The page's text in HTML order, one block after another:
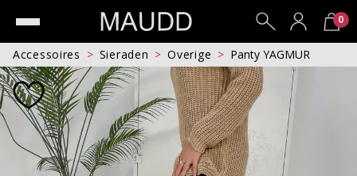
0
Accessoires Sieraden Overige Panty YAGMUR